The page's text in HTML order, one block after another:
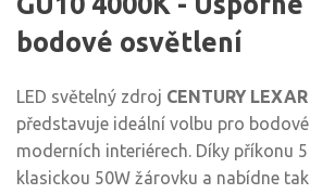
bodové osvětlení
LED světelný zdroj CENTURY LEXAR
představuje ideální volbu pro
moderních interiérech. Díky příkonu
klasickou 50W žárovku a nabídne